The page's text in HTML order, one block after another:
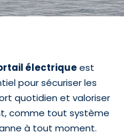
électriqueest
pour sécuriser les
quotidien et valoriser
comme tout système
à tout moment.